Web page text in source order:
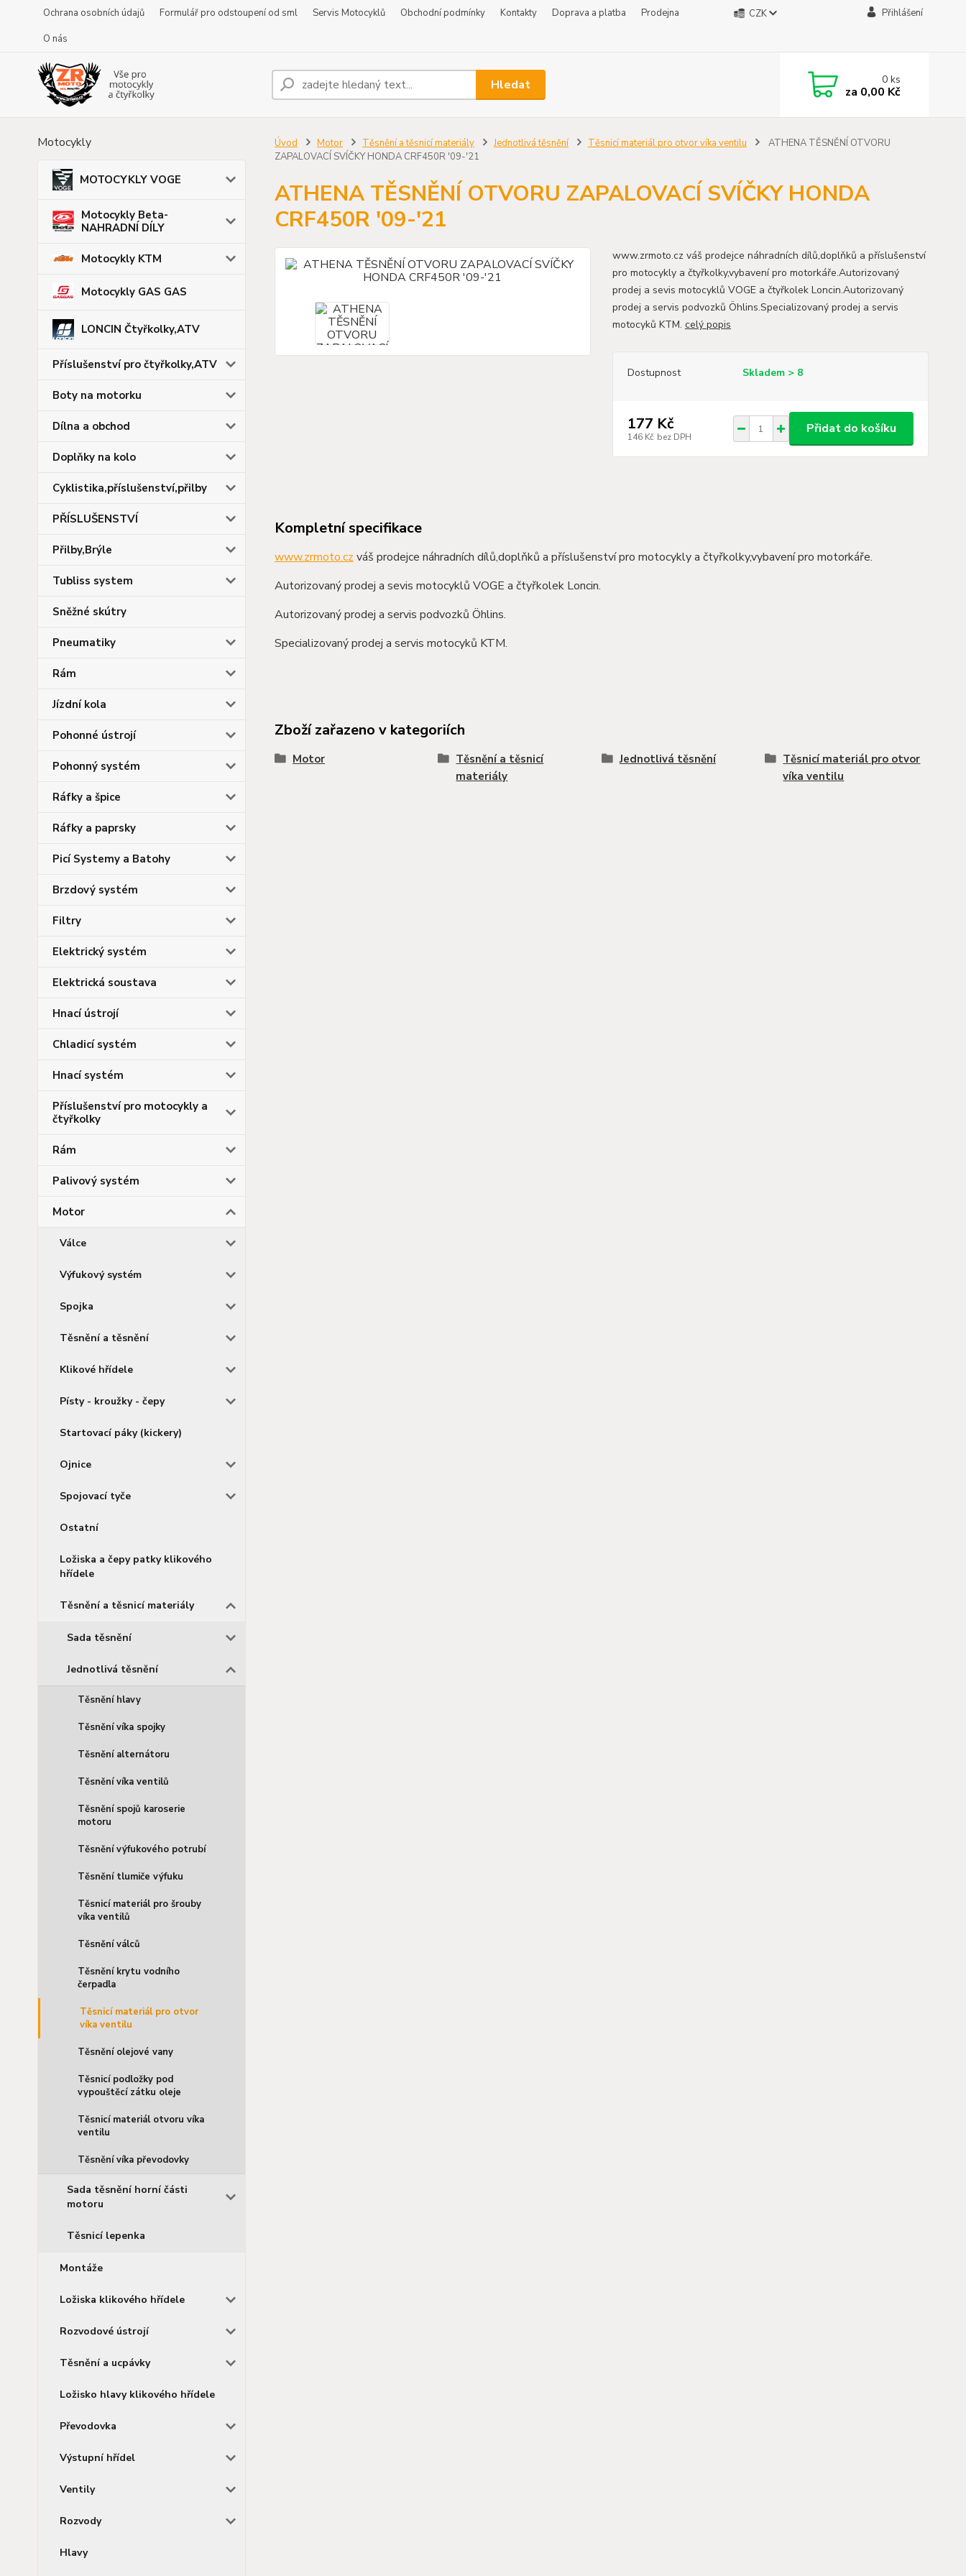
Ochrana osobních údajů Formulář pro odstoupení od sml Servis Motocyklů Obchodní podmínky Kontakty Doprava a platba
Prodejna
O nás
CZK Přihlášení
Hledat 0ks
za 0,00 Kč
Motocykly
MOTOCYKLY VOGE
Motocykly Beta-
NAHRADNÍ DÍLY
Motocykly KTM
Motocykly GAS GAS
LONCIN Čtyřkolky,ATV
Příslušenství pro čtyřkolky,ATV
Boty na motorku
Dílna a obchod
Doplňky na kolo
Cyklistika,příslušenství,přilby
PŘÍSLUŠENSTVÍ
Přilby,Brýle
Tubliss system
Sněžné skútry
Pneumatiky
Rám
Jízdní kola
Pohonné ústrojí
Pohonný systém
Ráfky a špice
Ráfky a paprsky
Picí Systemy a Batohy
Brzdový systém
Filtry
Elektrický systém
Elektrická soustava
Hnací ústrojí
Chladicí systém
Hnací systém
Příslušenství pro motocykly a
čtyřkolky
Rám
Palivový systém
Motor
Válce
Výfukový systém
Spojka
Těsnění a těsnění
Klikové hřídele
Písty - kroužky - čepy
Startovací páky (kickery)
Ojnice
Spojovací tyče
Ostatní
Ložiska a čepy patky klikového
hřídele
Těsnění a těsnicí materiály
Sada těsnění
Jednotlivá těsnění
Těsnění hlavy
Těsnění víka spojky
Těsnění alternátoru
Těsnění víka ventilů
Těsnění spojů karoserie
motoru
Těsnění výfukového potrubí
Těsnění tlumiče výfuku
Těsnicí materiál pro šrouby
víka ventilů
Těsnění válců
Těsnění krytu vodního
čerpadla
Těsnicí materiál pro otvor
víka ventilu
Těsnění olejové vany
Těsnicí podložky pod
vypouštěcí zátku oleje
Těsnicí materiál otvoru víka
ventilu
Těsnění víka převodovky
Sada těsnění horní části
motoru
Těsnicí lepenka
Montáže
Ložiska klikového hřídele
Rozvodové ústrojí
Těsnění a ucpávky
Ložisko hlavy klikového hřídele
Převodovka
Výstupní hřídel
Ventily
Rozvody
Hlavy
Úvod Motor Těsnění a těsnicí materiály Jednotlivá těsnění Těsnicí materiál pro otvor víka ventilu
ATHENA TĚSNĚNÍ OTVORU
ZAPALOVACÍ SVÍČKY HONDA CRF450R '09-'21
ATHENA TĚSNĚNÍ OTVORU ZAPALOVACÍ SVÍČKY HONDA
CRF450R '09-'21
www.zrmoto.cz váš prodejce náhradních dílů,doplňků a příslušenství
pro motocykly a čtyřkolky,vybavení pro motorkáře.Autorizovaný
prodej a sevis motocyklů VOGE a čtyřkolek Loncin.Autorizovaný
prodej a servis podvozků Öhlins.Specializovaný prodej a servis
motocyků KTM. celý popis
Dostupnost Skladem > 8
177 Kč
146 Kč bez DPH
Přidat do košíku
Kompletní specifikace
www.zrmoto.cz váš prodejce náhradních dílů,doplňků a příslušenství pro motocykly a čtyřkolky,vybavení pro motorkáře.
Autorizovaný prodej a sevis motocyklů VOGE a čtyřkolek Loncin.
Autorizovaný prodej a servis podvozků Öhlins.
Specializovaný prodej a servis motocyků KTM.
Zboží zařazeno v kategoriích
Motor
Těsnění a těsnicí
materiály
Jednotlivá těsnění
Těsnicí materiál pro otvor
víka ventilu